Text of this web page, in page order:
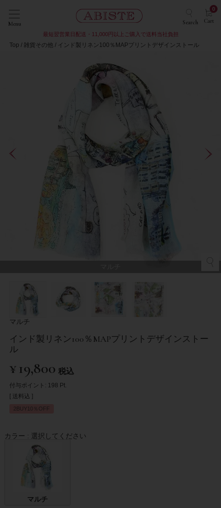
Menu Search Cart
0
最短翌営業日配送・11,000円以上ご購入で送料当社負担
Top 雑貨その他 インド製リネン100％MAPプリントデザインストール
マルチ
インド製リネン100％MAPプリントデザインストー
ル
¥19,800 税込
付与ポイント: 198 Pt.
送料込
2BUY10％OFF
カラー 選択してください
マルチ